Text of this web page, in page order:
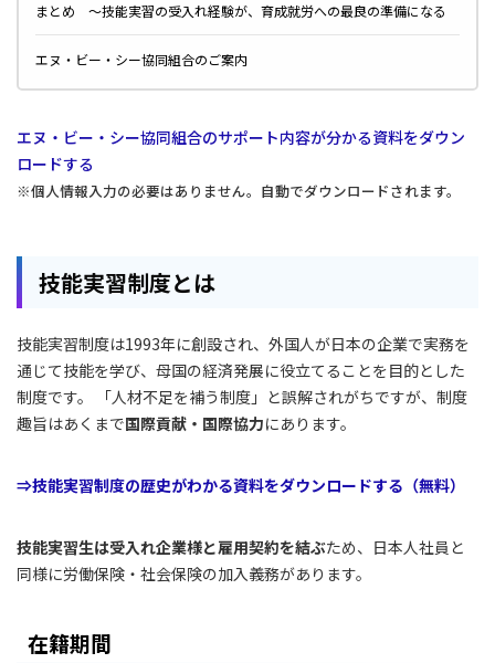
まとめ ～技能実習の受入れ経験が、育成就労への最良の準備になる
エヌ・ビー・シー協同組合のご案内
エヌ・ビー・シー協同組合のサポート内容が分かる資料をダウン
ロードする
※個人情報入力の必要はありません。自動でダウンロードされます。
技能実習制度とは
技能実習制度は1993年に創設され、外国人が日本の企業で実務を
通じて技能を学び、母国の経済発展に役立てることを目的とした
制度です。 「人材不足を補う制度」と誤解されがちですが、制度
趣旨はあくまで国際貢献・国際協力にあります。
⇒技能実習制度の歴史がわかる資料をダウンロードする（無料）
技能実習生は受入れ企業様と雇用契約を結ぶため、日本人社員と
同様に労働保険・社会保険の加入義務があります。
在籍期間